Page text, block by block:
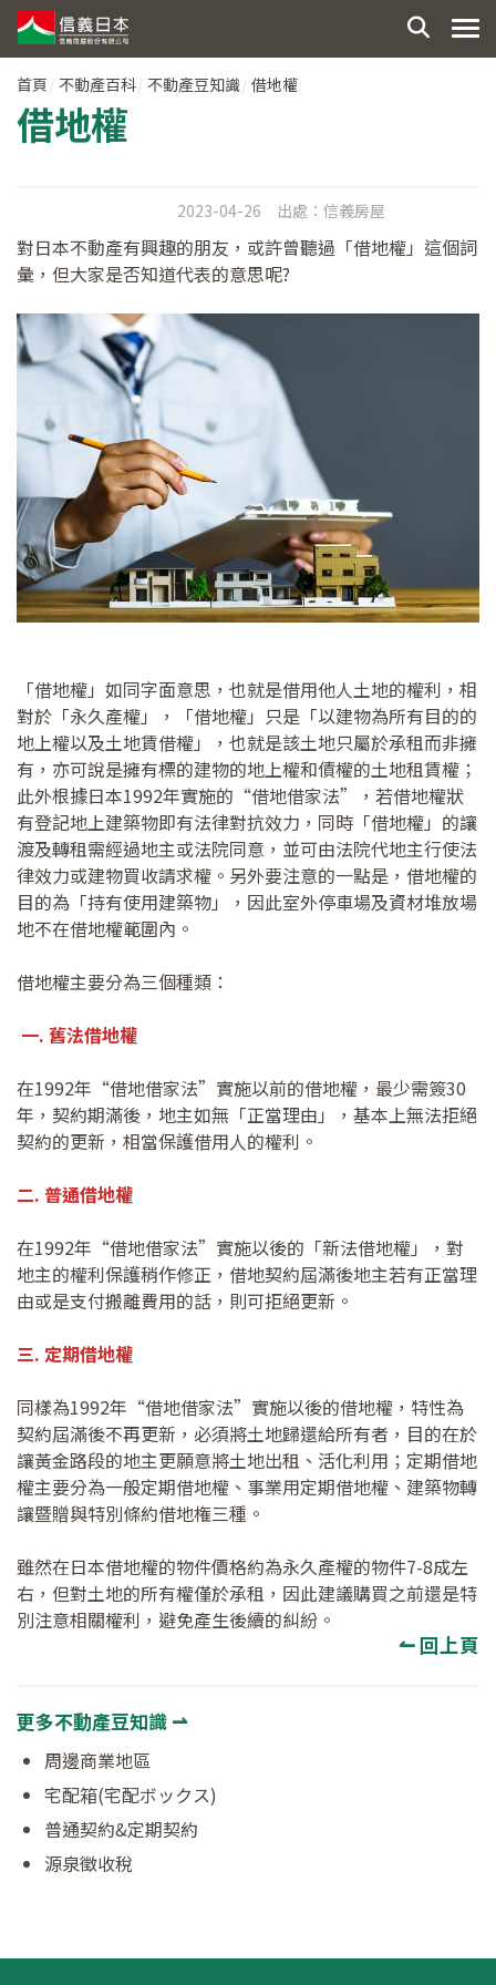
首頁 不動產百科 不動產豆知識 借地權
借地權
2023-04-26 出處： 信義房屋
對日本不動產有興趣的朋友，或許曾聽過「借地權」這個詞
彙，但大家是否知道代表的意思呢?
「借地權」如同字面意思，也就是借用他人土地的權利，相
對於「永久產權」，「借地權」只是「以建物為所有目的的
地上權以及土地賃借權」，也就是該土地只屬於承租而非擁
有，亦可說是擁有標的建物的地上權和債權的土地租賃權；
此外根據日本1992年實施的“借地借家法”，若借地權狀
有登記地上建築物即有法律對抗效力，同時「借地權」的讓
渡及轉租需經過地主或法院同意，並可由法院代地主行使法
律效力或建物買收請求權。另外要注意的一點是，借地權的
目的為「持有使用建築物」，因此室外停車場及資材堆放場
地不在借地權範圍內。
借地權主要分為三個種類：
一. 舊法借地權
在1992年“借地借家法”實施以前的借地權，最少需簽30
年，契約期滿後，地主如無「正當理由」，基本上無法拒絕
契約的更新，相當保護借用人的權利。
二. 普通借地權
在1992年“借地借家法”實施以後的「新法借地權」，對
地主的權利保護稍作修正，借地契約屆滿後地主若有正當理
由或是支付搬離費用的話，則可拒絕更新。
三. 定期借地權
同樣為1992年“借地借家法”實施以後的借地權，特性為
契約屆滿後不再更新，必須將土地歸還給所有者，目的在於
讓黃金路段的地主更願意將土地出租、活化利用；定期借地
權主要分為一般定期借地權、事業用定期借地權、建築物轉
讓暨贈與特別條約借地権三種。
雖然在日本借地權的物件價格約為永久產權的物件7-8成左
右，但對土地的所有權僅於承租，因此建議購買之前還是特
別注意相關權利，避免產生後續的糾紛。
↼ 回上頁
更多不動產豆知識 ⇀
周邊商業地區
宅配箱(宅配ボックス)
普通契約&定期契約
源泉徵收稅